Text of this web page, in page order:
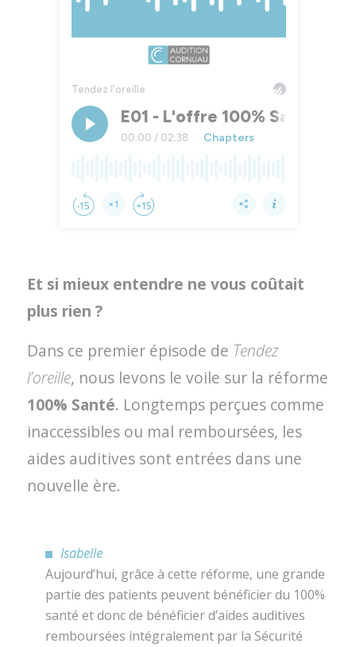
Et si mieux entendre ne vous coûtait
plus rien ?
Dans ce premier épisode de Tendez
l’oreille, nous levons le voile sur la réforme
100% Santé. Longtemps perçues comme
inaccessibles ou mal remboursées, les
aides auditives sont entrées dans une
nouvelle ère.
Isabelle
Aujourd’hui, grâce à cette réforme, une grande
partie des patients peuvent bénéficier du 100%
santé et donc de bénéficier d’aides auditives
remboursées intégralement par la Sécurité